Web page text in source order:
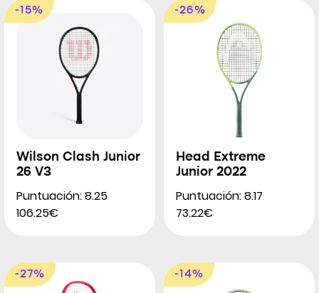
-15%
Wilson Clash Junior
26 V3
Puntuación: 8.25
106.25€
-26%
Head Extreme
Junior 2022
Puntuación: 8.17
73.22€
-27% -14%